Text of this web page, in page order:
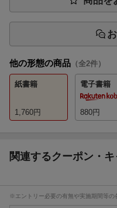
他の形態の商品 （全2件）
紙書籍
1,760円
電子書籍
880円
関連するクーポン・
※エントリー必要の有無や実施期間等の